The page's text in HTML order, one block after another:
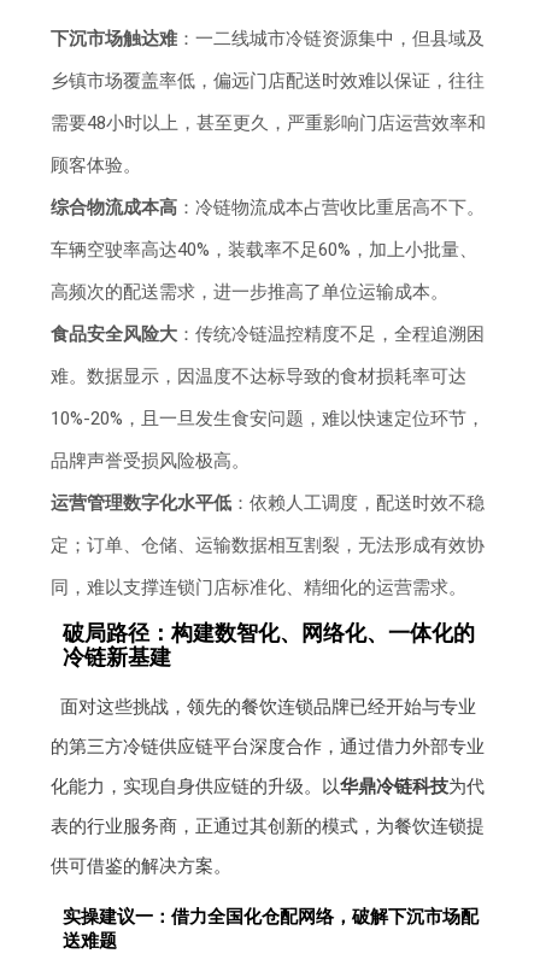
下沉市场触达难 ：一二线城市冷链资源集中，但县域及
乡镇市场覆盖率低，偏远门店配送时效难以保证，往往
需要48小时以上，甚至更久，严重影响门店运营效率和
顾客体验。
综合物流成本高 ：冷链物流成本占营收比重居高不下。
车辆空驶率高达40%，装载率不足60%，加上小批量、
高频次的配送需求，进一步推高了单位运输成本。
食品安全风险大 ：传统冷链温控精度不足，全程追溯困
难。数据显示，因温度不达标导致的食材损耗率可达
10%-20%，且一旦发生食安问题，难以快速定位环节，
品牌声誉受损风险极高。
运营管理数字化水平低 ：依赖人工调度，配送时效不稳
定；订单、仓储、运输数据相互割裂，无法形成有效协
同，难以支撑连锁门店标准化、精细化的运营需求。
破局路径：构建数智化、网络化、一体化的
冷链新基建
面对这些挑战，领先的餐饮连锁品牌已经开始与专业
的第三方冷链供应链平台深度合作，通过借力外部专业
化能力，实现自身供应链的升级。以华鼎冷链科技为代
表的行业服务商，正通过其创新的模式，为餐饮连锁提
供可借鉴的解决方案。
实操建议一：借力全国化仓配网络，破解下沉市场配
送难题